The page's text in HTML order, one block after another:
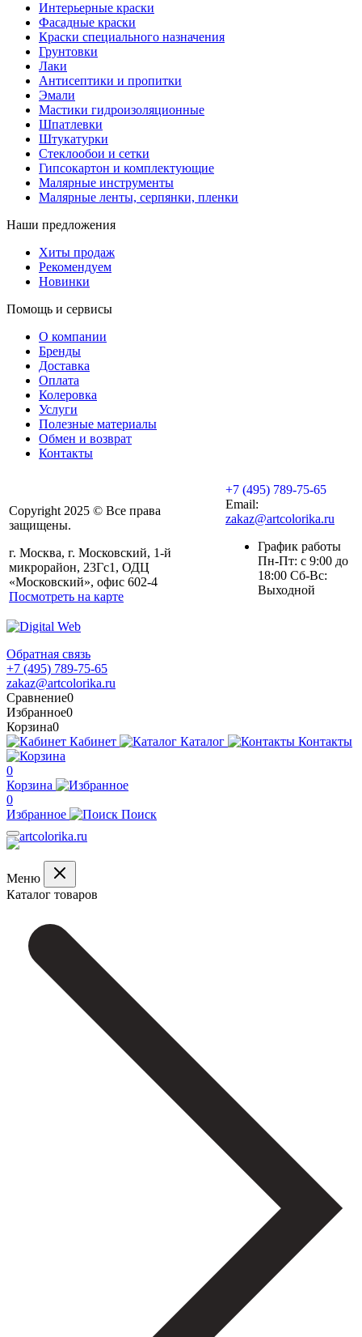
Интерьерные краски
Фасадные краски
Краски специального назначения
Грунтовки
Лаки
Антисептики и пропитки
Эмали
Мастики гидроизоляционные
Шпатлевки
Штукатурки
Стеклообои и сетки
Гипсокартон и комплектующие
Малярные инструменты
Малярные ленты, серпянки, пленки
Наши предложения
Хиты продаж
Рекомендуем
Новинки
Помощь и сервисы
О компании
Бренды
Доставка
Оплата
Колеровка
Услуги
Полезные материалы
Обмен и возврат
Контакты
Copyright 2025 © Все права
защищены.
г. Москва, г. Московский, 1-й
микрорайон, 23Гс1, ОДЦ
«Московский», офис 602-4
Посмотреть на карте
+7 (495) 789-75-65
Email:
zakaz@artcolorika.ru
График работы
Пн-Пт: с 9:00 до
18:00 Сб-Вс:
Выходной
Обратная связь
+7 (495) 789-75-65
zakaz@artcolorika.ru
Сравнение0
Избранное0
Корзина0
Кабинет
Каталог Контакты
0
Корзина
0
Избранное
Поиск
Меню
Каталог товаров